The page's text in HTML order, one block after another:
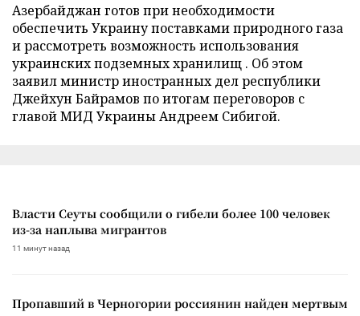
Азербайджан готов при необходимости
обеспечить Украину поставками природного газа
и рассмотреть возможность использования
украинских подземных хранилищ . Об этом
заявил министр иностранных дел республики
Джейхун Байрамов по итогам переговоров с
главой МИД Украины Андреем Сибигой.
Власти Сеуты сообщили о гибели более 100 человек
из-за наплыва мигрантов
11 минут назад
Пропавший в Черногории россиянин найден мертвым